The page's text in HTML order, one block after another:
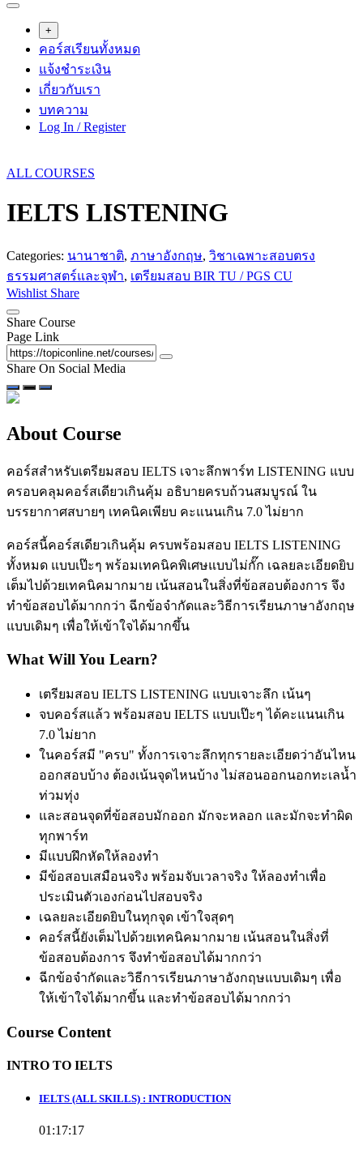
+
คอร์สเรียนทั้งหมด
แจ้งชำระเงิน
เกี่ยวกับเรา
บทความ
Log In / Register
ALL COURSES
IELTS LISTENING
Categories: นานาชาติ, ภาษาอังกฤษ, วิชาเฉพาะสอบตรง
ธรรมศาสตร์และจุฬา, เตรียมสอบ BIR TU / PGS CU
Wishlist Share
Share Course
Page Link
Share On Social Media
About Course
คอร์สสำหรับเตรียมสอบ IELTS เจาะลึกพาร์ท LISTENING แบบ
ครอบคลุมคอร์สเดียวเกินคุ้ม อธิบายครบถ้วนสมบูรณ์ ใน
บรรยากาศสบายๆ เทคนิคเพียบ คะแนนเกิน 7.0 ไม่ยาก
คอร์สนี้คอร์สเดียวเกินคุ้ม ครบพร้อมสอบ IELTS LISTENING
ทั้งหมด แบบเป๊ะๆ พร้อมเทคนิคพิเศษแบบไม่กั๊ก เฉลยละเอียดยิบ
เต็มไปด้วยเทคนิคมากมาย เน้นสอนในสิ่งที่ข้อสอบต้องการ จึง
ทำข้อสอบได้มากกว่า ฉีกข้อจำกัดและวิธีการเรียนภาษาอังกฤษ
แบบเดิมๆ เพื่อให้เข้าใจได้มากขึ้น
What Will You Learn?
เตรียมสอบ IELTS LISTENING แบบเจาะลึก เน้นๆ
จบคอร์สแล้ว พร้อมสอบ IELTS แบบเป๊ะๆ ได้คะแนนเกิน
7.0 ไม่ยาก
ในคอร์สมี "ครบ" ทั้งการเจาะลึกทุกรายละเอียดว่าอันไหน
ออกสอบบ้าง ต้องเน้นจุดไหนบ้าง ไม่สอนออกนอกทะเลน้ำ
ท่วมทุ่ง
และสอนจุดที่ข้อสอบมักออก มักจะหลอก และมักจะทำผิด
ทุกพาร์ท
มีแบบฝึกหัดให้ลองทำ
มีข้อสอบเสมือนจริง พร้อมจับเวลาจริง ให้ลองทำเพื่อ
ประเมินตัวเองก่อนไปสอบจริง
เฉลยละเอียดยิบในทุกจุด เข้าใจสุดๆ
คอร์สนี้ยังเต็มไปด้วยเทคนิคมากมาย เน้นสอนในสิ่งที่
ข้อสอบต้องการ จึงทำข้อสอบได้มากกว่า
ฉีกข้อจำกัดและวิธีการเรียนภาษาอังกฤษแบบเดิมๆ เพื่อ
ให้เข้าใจได้มากขึ้น และทำข้อสอบได้มากกว่า
Course Content
INTRO TO IELTS
IELTS (ALL SKILLS) : INTRODUCTION
01:17:17